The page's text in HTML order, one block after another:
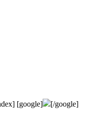
[google]
[/google]